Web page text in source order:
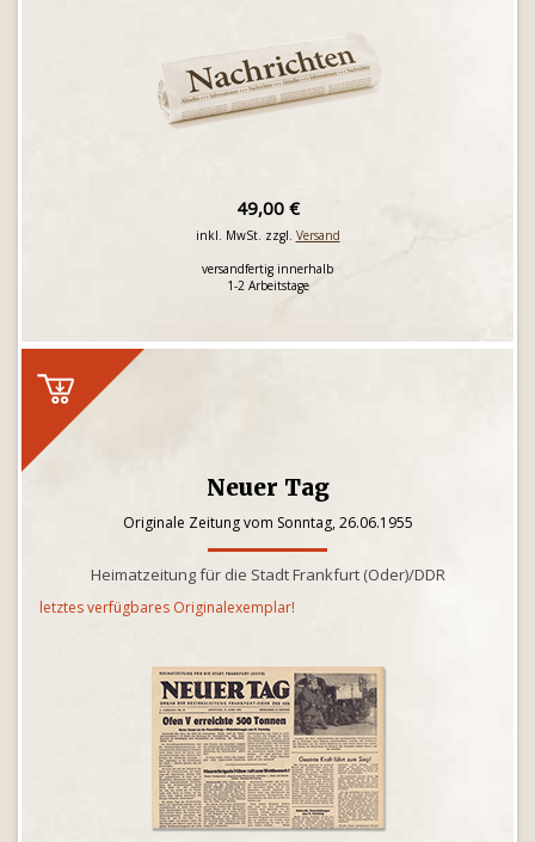
49,00 €
inkl. MwSt. zzgl. Versand
versandfertig innerhalb
1-2 Arbeitstage
Neuer Tag
Originale Zeitung vom Sonntag, 26.06.1955
Heimatzeitung für die Stadt Frankfurt (Oder)/DDR
letztes verfügbares Originalexemplar!